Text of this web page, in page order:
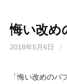
悔い改め
2018年5月6日 /
「悔い改めのバ